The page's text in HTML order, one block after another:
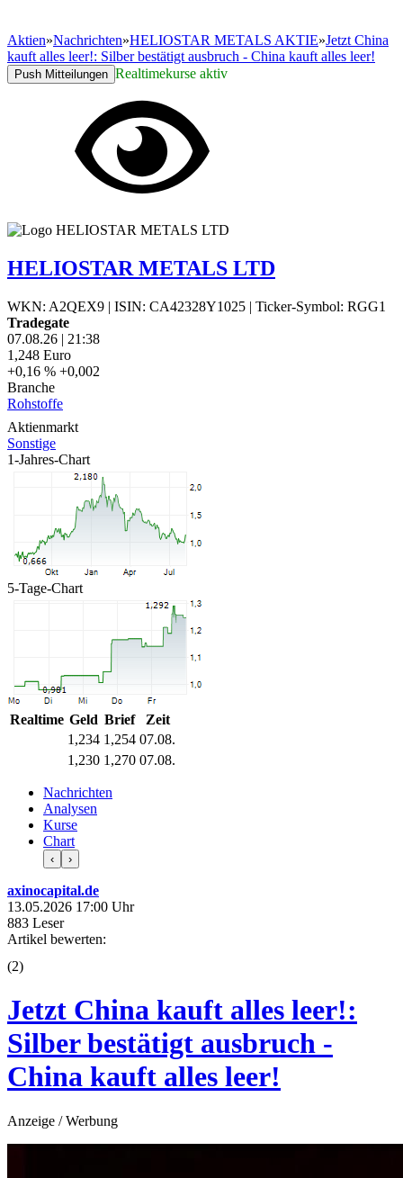
Aktien»Nachrichten»HELIOSTAR METALS AKTIE»Jetzt China
kauft alles leer!: Silber bestätigt ausbruch - China kauft alles leer!
Push Mitteilungen Realtimekurse aktiv
HELIOSTAR METALS LTD
WKN: A2QEX9 | ISIN: CA42328Y1025 | Ticker-Symbol: RGG1
Tradegate
07.08.26 | 21:38
1,248 Euro
+0,16 % +0,002
Branche
Rohstoffe
Aktienmarkt
Sonstige
1-Jahres-Chart
5-Tage-Chart
Realtime Geld Brief
Zeit
1,234 1,254 07.08.
1,230 1,270 07.08.
Nachrichten
Analysen
Kurse
Chart
‹ ›
axinocapital.de
13.05.2026 17:00 Uhr
883 Leser
Artikel bewerten:
(2)
Jetzt China kauft alles leer!:
Silber bestätigt ausbruch -
China kauft alles leer!
Anzeige / Werbung